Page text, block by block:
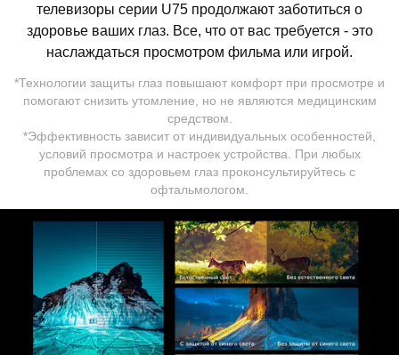
телевизоры серии U75 продолжают заботиться о
здоровье ваших глаз. Все, что от вас требуется - это
наслаждаться просмотром фильма или игрой.
*Технологии защиты глаз повышают комфорт при просмотре и
помогают снизить утомление, но не являются медицинским
средством.
*Эффективность зависит от индивидуальных особенностей,
условий просмотра и настроек устройства. При любых
проблемах со здоровьем глаз проконсультируйтесь с
офтальмологом.